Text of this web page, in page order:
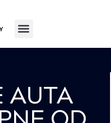
AUTA